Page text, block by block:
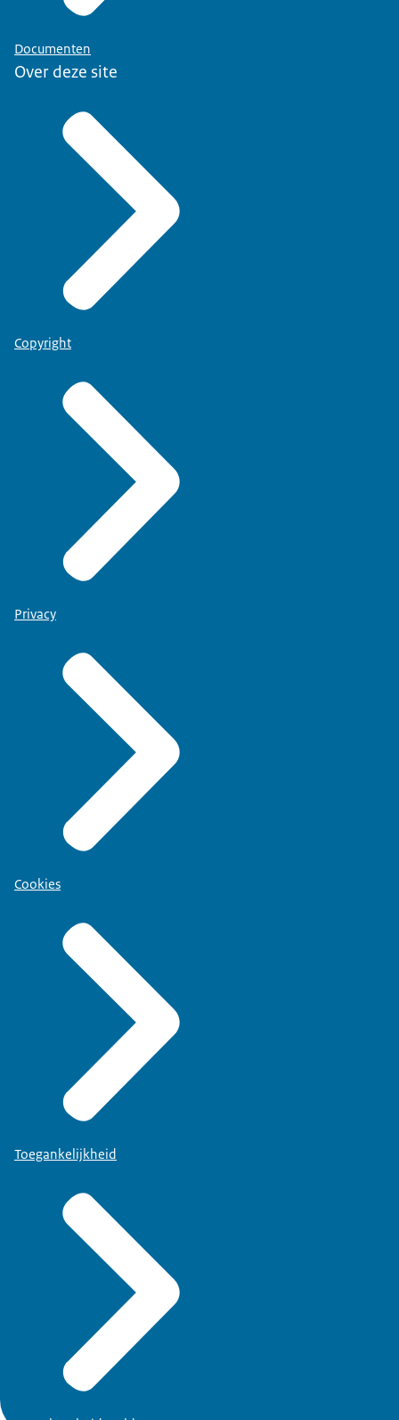
Documenten
Over deze site
Copyright
Privacy
Cookies
Toegankelijkheid